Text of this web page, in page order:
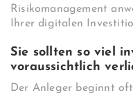
Risikomanagement
Ihrer digitalen
Sie sollten so viel
voraussichtlich
Der Anleger beginnt